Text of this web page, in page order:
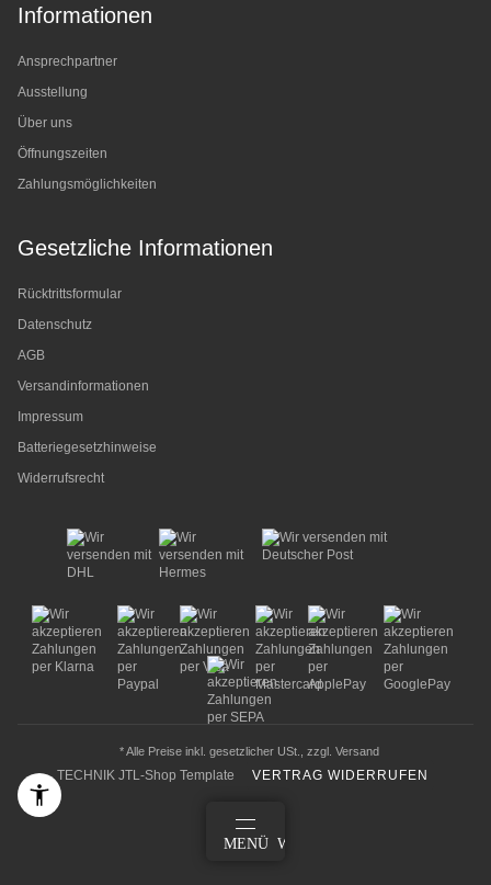
Informationen
Ansprechpartner
Ausstellung
Über uns
Öffnungszeiten
Zahlungsmöglichkeiten
Gesetzliche Informationen
Rücktrittsformular
Datenschutz
AGB
Versandinformationen
Impressum
Batteriegesetzhinweise
Widerrufsrecht
* Alle Preise inkl. gesetzlicher USt., zzgl. Versand
TECHNIK JTL-Shop Template VERTRAG WIDERRUFEN
MENÜ WARENKORB